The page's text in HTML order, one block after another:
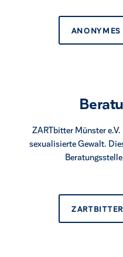
ANONYMES
ZARTbitter Münster
sexualisierte Gewalt.